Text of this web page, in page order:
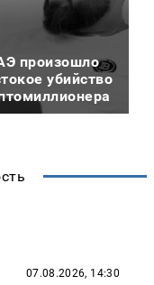
произошло
убийство
07.08.2026, 14:30